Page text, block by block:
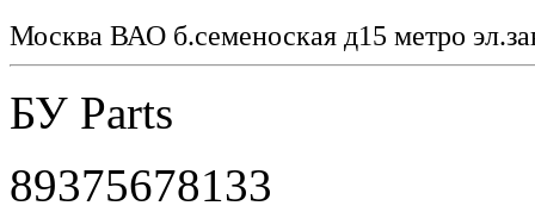
Москва ВАО б.семеноская д15 метро
БУ Parts
89375678133